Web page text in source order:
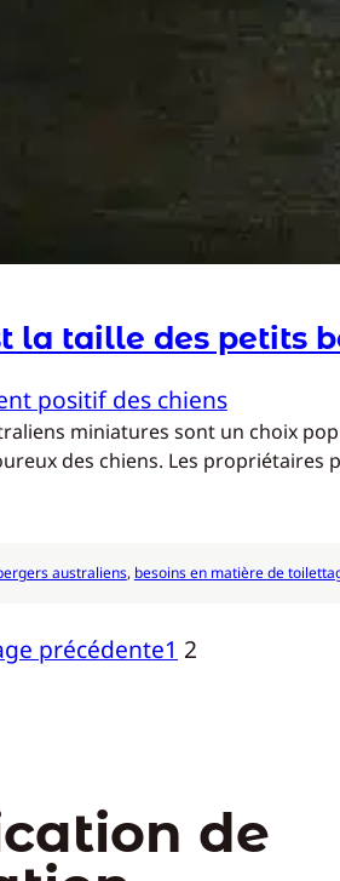
la taille des petits
positif des chiens
miniatures sont un choix
des chiens. Les
australiens, besoins en matière de
précédente1 2
de